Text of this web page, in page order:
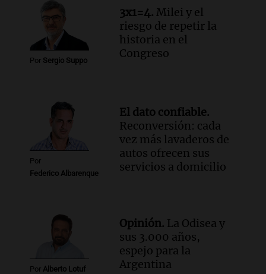
salarios también | Por Adrián Simioni
Política esquina Economía
Episodios
Audio.Nueva longevidad: "Hoy se
Episodios
Audio.
Comienza el juicio contra Piti
Álvarez por el asesinato de Cristian Díaz
en Buenos Aires
Noticias
Por Sergio Suppo
3x1=4. Milei y el
riesgo de repetir la
historia en el
Congreso
Por
Federico Albarenque
El dato confiable.
Reconversión: cada
vez más lavaderos de
autos ofrecen sus
servicios a domicilio
Por Alberto Lotuf
Opinión. La Odisea y
sus 3.000 años,
espejo para la
Argentina